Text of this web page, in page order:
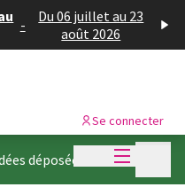
-
Du 06 juillet au 23
août 2026
Menu
Se connecter
déposées